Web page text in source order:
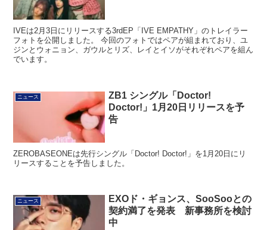
IVEは2月3日にリリースする3rdEP「IVE EMPATHY」のトレイラー
フォトを公開しました。 今回のフォトではペアが組まれており、ユ
ジンとウォニョン、ガウルとリズ、レイとイソがそれぞれペアを組ん
でいます。
ニュース
ZB1 シングル「Doctor!
Doctor!」1月20日リリースを予
告
ZEROBASEONEは先行シングル「Doctor! Doctor!」を1月20日にリ
リースすることを予告しました。
ニュース
EXOド・ギョンス、SooSooとの
契約満了を発表 新事務所を検討
中